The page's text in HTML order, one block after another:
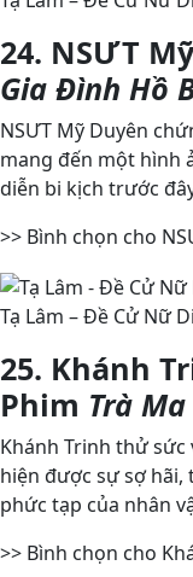
24. NSƯT
Gia Đình Hồ
NSƯT Mỹ Duyên
mang đến một hình
diễn bi kịch trước
>> Bình chọn cho
Tạ Lâm – Đề Cử Nữ
25. Khánh
Phim Trà
Khánh Trinh thử
hiện được sự sợ hãi,
phức tạp của nhân
>> Bình chọn cho